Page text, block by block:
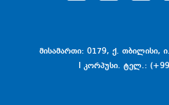
მისამართი: 0179, ქ. თბილისი,
I კორპუსი. ტელ.: